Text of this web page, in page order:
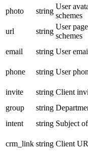
photo
string
User
schemes
url
string
User
schemes
email
string User
phone
string User
invite
string Client
group
string
intent
string Subject
crm_link string Client